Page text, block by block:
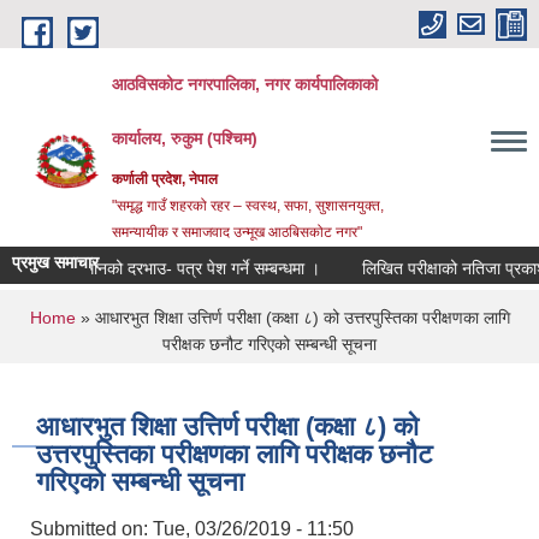
Skip to main content
आठविसकोट नगरपालिका, नगर कार्यपालिकाको
कार्यालय, रुकुम (पश्चिम)
कर्णाली प्रदेश, नेपाल
"समृद्ध गाउँ शहरको रहर – स्वस्थ, सफा, सुशासनयुक्त,
समन्यायीक र समाजवाद उन्मूख आठबिसकोट नगर"
प्रमुख समाचार
सामानको दरभाउ- पत्र पेश गर्ने सम्बन्धमा । लिखित परीक्षाको नतिजा प्रकाशन तथा
You are here
Home» आधारभुत शिक्षा उत्तिर्ण परीक्षा (कक्षा ८) को उत्तरपुस्तिका परीक्षणका लागि
परीक्षक छनौट गरिएको सम्बन्धी सूचना
आधारभुत शिक्षा उत्तिर्ण परीक्षा (कक्षा ८) को
उत्तरपुस्तिका परीक्षणका लागि परीक्षक छनौट
गरिएको सम्बन्धी सूचना
Submitted on: Tue, 03/26/2019 - 11:50